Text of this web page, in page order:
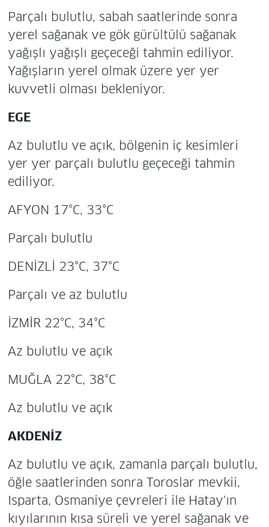
Parçalı bulutlu, sabah saatlerinde sonra
yerel sağanak ve gök gürültülü sağanak
yağışlı yağışlı geçeceği tahmin ediliyor.
Yağışların yerel olmak üzere yer yer
kuvvetli olması bekleniyor.
EGE
Az bulutlu ve açık, bölgenin iç kesimleri
yer yer parçalı bulutlu geçeceği tahmin
ediliyor.
AFYON 17°C, 33°C
Parçalı bulutlu
DENİZLİ 23°C, 37°C
Parçalı ve az bulutlu
İZMİR 22°C, 34°C
Az bulutlu ve açık
MUĞLA 22°C, 38°C
Az bulutlu ve açık
AKDENİZ
Az bulutlu ve açık, zamanla parçalı bulutlu,
öğle saatlerinden sonra Toroslar mevkii,
Isparta, Osmaniye çevreleri ile Hatay'ın
kıyılarının kısa süreli ve yerel sağanak ve